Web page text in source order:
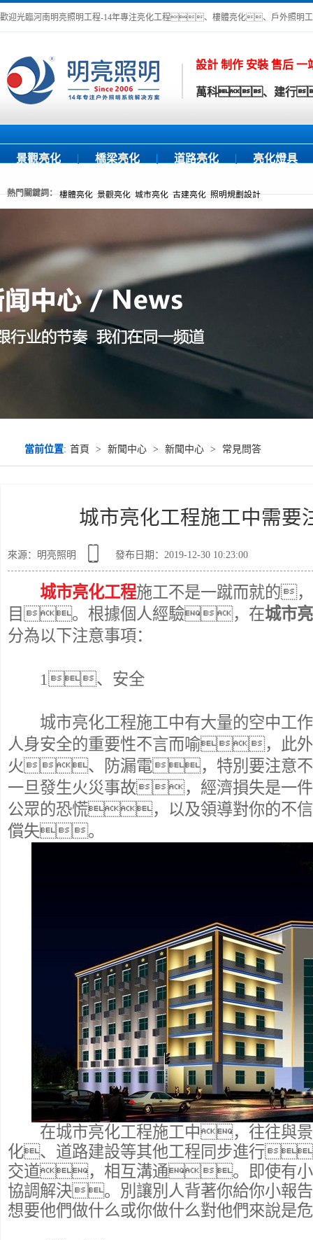
歡迎光臨河南明亮照明工程-14年專注亮化工程、樓體亮化、戶外照明
設計 制作 安裝 售后 一
萬科、建行
景觀亮化 橋梁亮化 道路亮化 亮化燈具
熱門關鍵詞：
當前位置: 首頁 > 新聞中心 > 新聞中心 > 常見問答
城市亮化工程施工中需要
來源：明亮照明 發布日期：2019-12-30 10:23:00
城市亮化工程施工不是一蹴而就的
目。根據個人經驗，在城市
分為以下注意事項：
1、安全
城市亮化工程施工中有大量的空中工
人身安全的重要性不言而喻，此
火、防漏電，特別要注意
一旦發生火災事故，經濟損失是一
公眾的恐慌，以及領導對你的不
償失。
在城市亮化工程施工中，往往與
化、道路建設等其他工程同步進行
交道，相互溝通。即使有小
協調解決。別讓別人背著你給你小報
想要他們做什么或你做什么對他們來說